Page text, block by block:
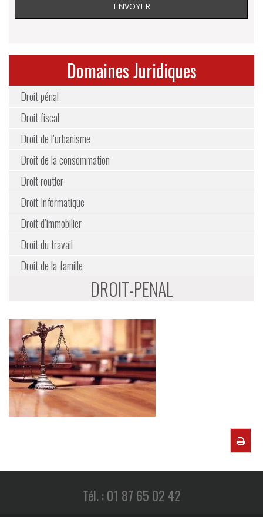
Domaines Juridiques
Droit pénal
Droit fiscal
Droit de l’urbanisme
Droit de la consommation
Droit routier
Droit Informatique
Droit d’immobilier
Droit du travail
Droit de la famille
DROIT-PENAL
Tél. : 01 87 65 02 42